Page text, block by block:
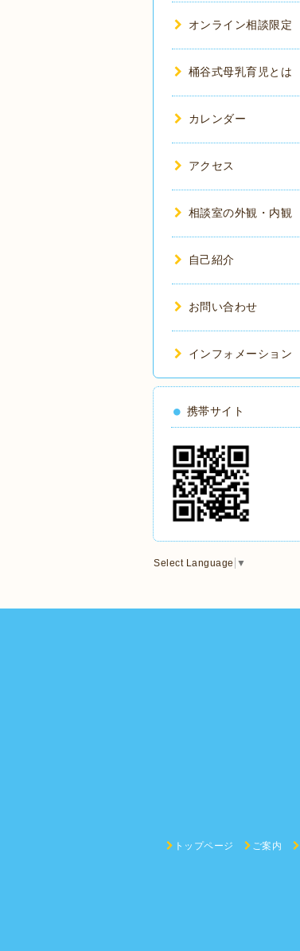
オンライン相談限定
桶谷式母乳育児とは
カレンダー
アクセス
相談室の外観・内観
自己紹介
お問い合わせ
インフォメーション
携帯サイト
Select Language ▼
トップページ ご案内